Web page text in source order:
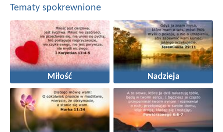
Tematy spokrewnione
Miłość Nadzieja